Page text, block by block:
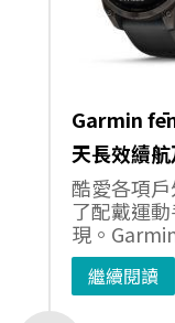
Garmin
天長效續
酷愛各項
了配戴運
現。
繼續閱讀